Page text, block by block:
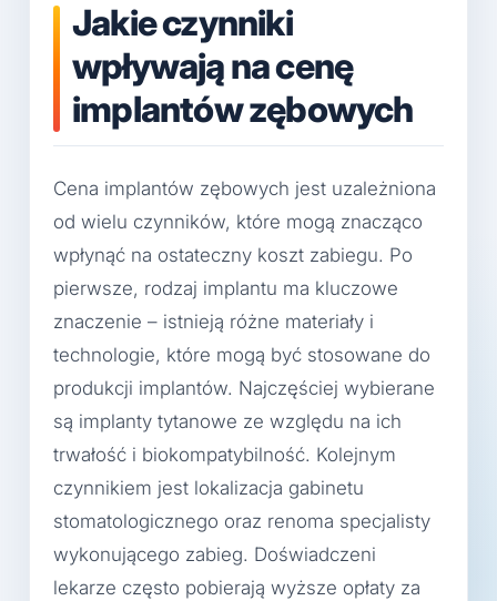
Jakie czynniki
wpływają na cenę
implantów zębowych
Cena implantów zębowych jest uzależniona
od wielu czynników, które mogą znacząco
wpłynąć na ostateczny koszt zabiegu. Po
pierwsze, rodzaj implantu ma kluczowe
znaczenie – istnieją różne materiały i
technologie, które mogą być stosowane do
produkcji implantów. Najczęściej wybierane
są implanty tytanowe ze względu na ich
trwałość i biokompatybilność. Kolejnym
czynnikiem jest lokalizacja gabinetu
stomatologicznego oraz renoma specjalisty
wykonującego zabieg. Doświadczeni
lekarze często pobierają wyższe opłaty za